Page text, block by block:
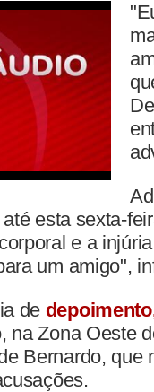
esta sexta-
e a
um amigo",
de
na Zona Oeste
Bernardo, que